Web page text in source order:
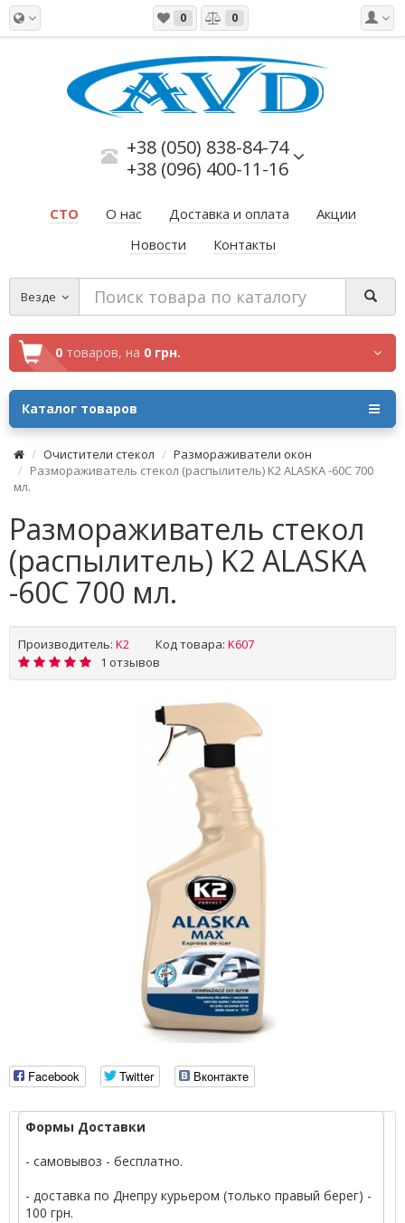
0 0
+38 (050) 838-84-74
+38 (096) 400-11-16
СТО О нас Доставка и оплата
Акции
Новости
Контакты
Везде
0 товаров, на 0 грн.
Каталог товаров
Очистители cтекол
Размораживатели окон
Размораживатель стекол (распылитель) K2 ALASKA -60C 700
мл.
Размораживатель стекол
(распылитель) K2 ALASKA
-60C 700 мл.
Производитель: K2 Код товара: K607
1 отзывов
Facebook Twitter Вконтакте
Формы Доставки
- самовывоз - бесплатно.
- доставка по Днепру курьером (только правый берег) -
100 грн.